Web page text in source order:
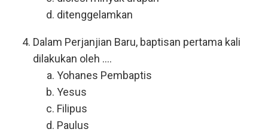
ditenggelamkan
Dalam Perjanjian Baru, baptisan pertama kali
dilakukan oleh ....
Yohanes Pembaptis
Yesus
Filipus
Paulus